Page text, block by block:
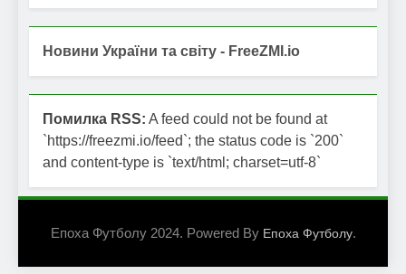
Новини України та світу - FreeZMI.io
Помилка RSS: A feed could not be found at
`https://freezmi.io/feed`; the status code is `200`
and content-type is `text/html; charset=utf-8`
Епоха Футболу 2024. Powered By Епоха Футболу.